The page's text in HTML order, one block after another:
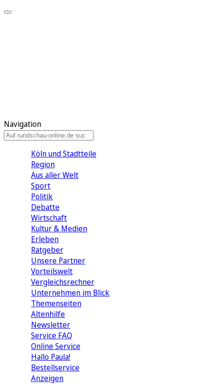
Navigation
Köln und Stadtteile
Region
Aus aller Welt
Sport
Politik
Debatte
Wirtschaft
Kultur & Medien
Erleben
Ratgeber
Unsere Partner
Vorteilswelt
Vergleichsrechner
Unternehmen im Blick
Themenseiten
Altenhilfe
Newsletter
Service FAQ
Online Service
Hallo Paula!
Bestellservice
Anzeigen